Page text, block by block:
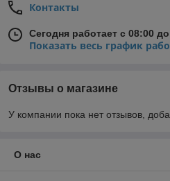
Контакты
Сегодня работает с 08:00
Показать весь график
Отзывы о магазине
У компании пока нет отзывов,
О нас